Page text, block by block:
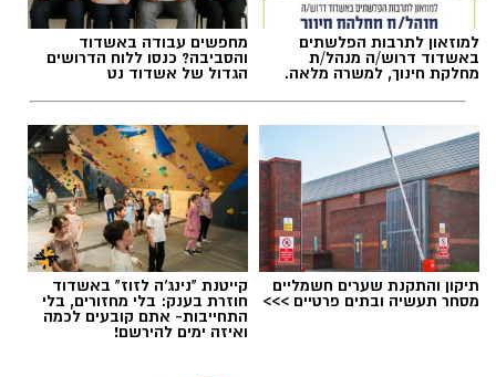
קריאה נגד ציבור כזה או אחר, אלא קריאה
לעצור ולשאול האם מדינת ישראל עדיין מצליחה
לשמור על תחושת השותפות שעליה הוקמה, או
שאנחנו הולכים ומתרחקים ממנה.
להאזנה לתוכן:
אלדה נתנאל / 09:12 26.06.26
למוזאון לתרבות הפלשתים
באשדוד דרוש/ה מנהל/ת
מחלקת חינוך, למשרה מלאה.
מחפשים עבודה באשדוד
והסביבה? כנסו ללוח הדרושים
הגדול של אשדוד נט
תיקון והתקנת שערים חשמליים
מסחר תעשיה ובתים פרטיים >>>
קייטנת "נינג'ה לזוז" באשדוד
חוזרת בענק: בלי מחזורים, בלי
התחייבות- אתם קובעים לכמה
ואיזה ימים להירשם!